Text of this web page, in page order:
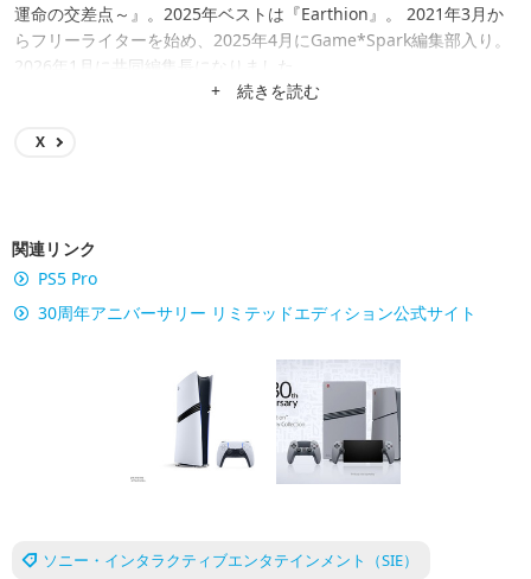
運命の交差点～』。2025年ベストは『Earthion』。 2021年3月か
らフリーライターを始め、2025年4月にGame*Spark編集部入り。
2026年1月に共同編集長になりました。
+ 続きを読む
X
関連リンク
PS5 Pro
30周年アニバーサリー リミテッドエディション公式サイト
ソニー・インタラクティブエンタテインメント（SIE）